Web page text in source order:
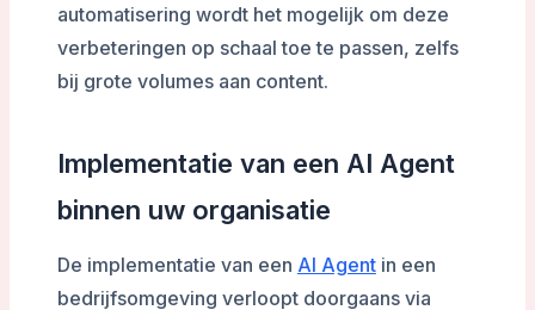
automatisering wordt het mogelijk om deze
verbeteringen op schaal toe te passen, zelfs
bij grote volumes aan content.
Implementatie van een AI Agent
binnen uw organisatie
De implementatie van een AI Agentin een
bedrijfsomgeving verloopt doorgaans via